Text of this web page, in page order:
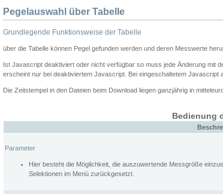
Pegelauswahl über Tabelle
Grundlegende Funktionsweise der Tabelle
über die Tabelle können Pegel gefunden werden und deren Messwerte
Ist Javascript deaktiviert oder nicht verfügbar so muss jede Änderung mit
erscheint nur bei deaktiviertem Javascript. Bei eingeschaltetem Javascript
Die Zeitstempel in den Dateien beim Download liegen ganzjährig in
Bedienung
Parameter
Hier besteht die Möglichkeit, die auszuwertende Messgröße
Selektionen im Menü zurückgesetzt.